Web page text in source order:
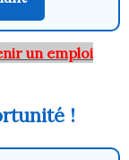
un emploi
!